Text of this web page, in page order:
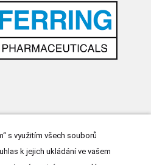
s využitím všech souborů
k jejich ukládání ve vašem